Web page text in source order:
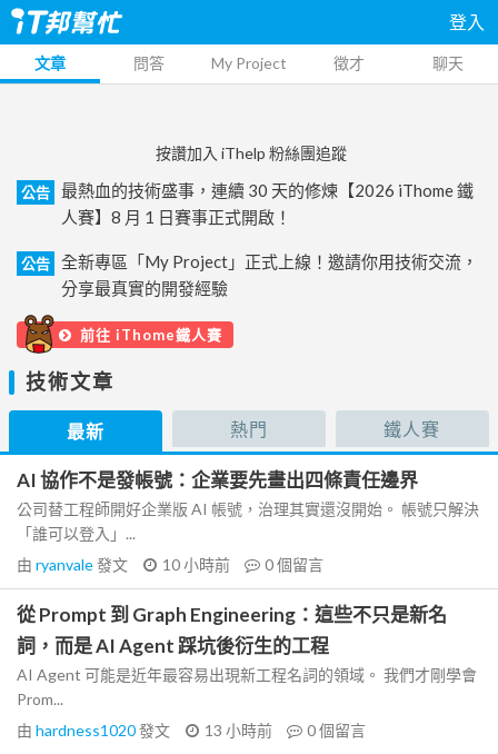
登入
文章 問答 My Project 徵才 聊天
按讚加入 iThelp 粉絲團追蹤
公告
最熱血的技術盛事，連續 30 天的修煉【2026 iThome 鐵
人賽】8 月 1 日賽事正式開啟！
公告
全新專區「My Project」正式上線！邀請你用技術交流，
分享最真實的開發經驗
前往 iThome鐵人賽
技術文章
最新 熱門 鐵人賽
AI 協作不是發帳號：企業要先畫出四條責任邊界
公司替工程師開好企業版 AI 帳號，治理其實還沒開始。 帳號只解決
「誰可以登入」...
由 ryanvale發文 10 小時前 0個留言
從 Prompt 到 Graph Engineering：這些不只是新名
詞，而是 AI Agent 踩坑後衍生的工程
AI Agent 可能是近年最容易出現新工程名詞的領域。 我們才剛學會
Prom...
由 hardness1020發文 13 小時前 0個留言